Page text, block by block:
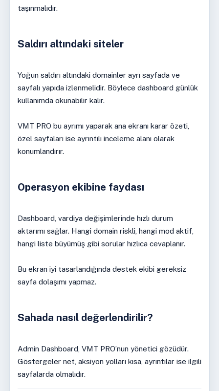
taşınmalıdır.
Saldırı altındaki siteler
Yoğun saldırı altındaki domainler ayrı sayfada ve
sayfalı yapıda izlenmelidir. Böylece dashboard günlük
kullanımda okunabilir kalır.
VMT PRO bu ayrımı yaparak ana ekranı karar özeti,
özel sayfaları ise ayrıntılı inceleme alanı olarak
konumlandırır.
Operasyon ekibine faydası
Dashboard, vardiya değişimlerinde hızlı durum
aktarımı sağlar. Hangi domain riskli, hangi mod aktif,
hangi liste büyümüş gibi sorular hızlıca cevaplanır.
Bu ekran iyi tasarlandığında destek ekibi gereksiz
sayfa dolaşımı yapmaz.
Sahada nasıl değerlendirilir?
Admin Dashboard, VMT PRO’nun yönetici gözüdür.
Göstergeler net, aksiyon yolları kısa, ayrıntılar ise ilgili
sayfalarda olmalıdır.